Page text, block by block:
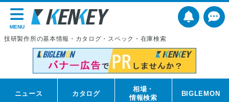
MENU
技研製作所の基本情報・カタログ・スペック・在庫検索
ニュース カタログ
相場・
情報検索
BIGLEMON